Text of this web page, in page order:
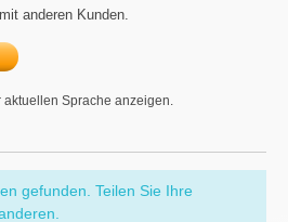
anderen Kunden.
aktuellen Sprache anzeigen.
gefunden. Teilen Sie Ihre